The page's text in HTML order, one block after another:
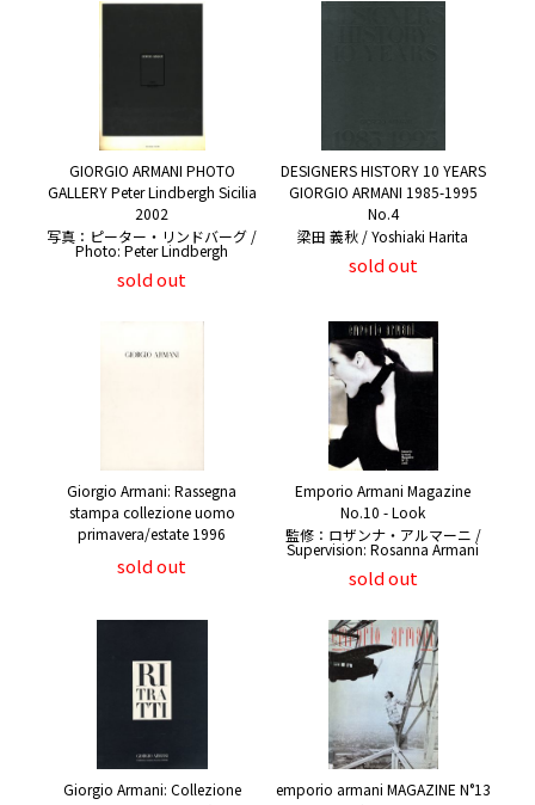
GIORGIO ARMANI PHOTO
GALLERY Peter Lindbergh Sicilia
2002
写真：ピーター・リンドバーグ /
Photo: Peter Lindbergh
sold out
DESIGNERS HISTORY 10 YEARS
GIORGIO ARMANI 1985-1995
No.4
梁田 義秋 / Yoshiaki Harita
sold out
Giorgio Armani: Rassegna
stampa collezione uomo
primavera/estate 1996
sold out
Emporio Armani Magazine
No.10 - Look
監修：ロザンナ・アルマーニ /
Supervision: Rosanna Armani
sold out
Giorgio Armani: Collezione
emporio armani MAGAZINE N°13